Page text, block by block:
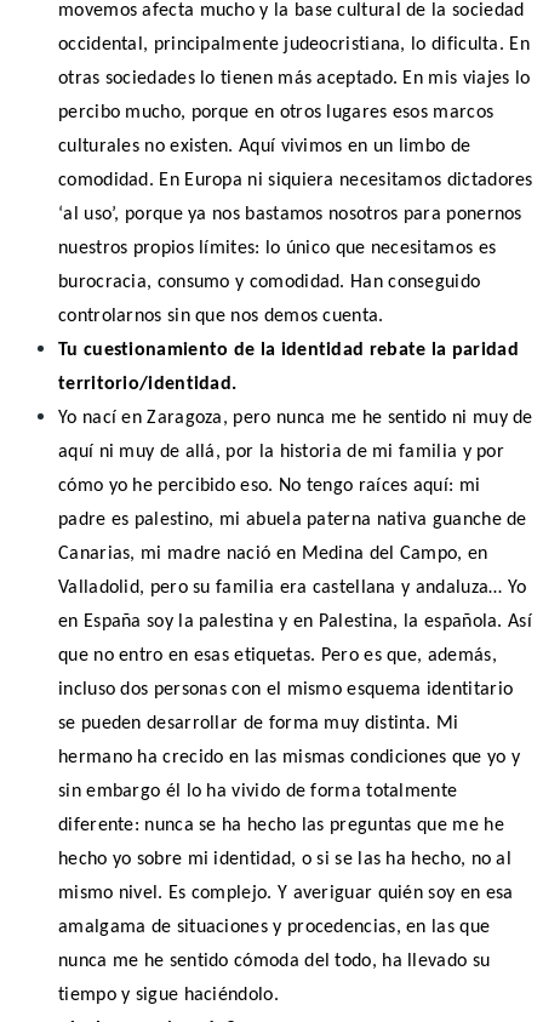
movemos afecta mucho y la base cultural de la sociedad
occidental, principalmente judeocristiana, lo dificulta. En
otras sociedades lo tienen más aceptado. En mis viajes lo
percibo mucho, porque en otros lugares esos marcos
culturales no existen. Aquí vivimos en un limbo de
comodidad. En Europa ni siquiera necesitamos dictadores
‘al uso’, porque ya nos bastamos nosotros para ponernos
nuestros propios límites: lo único que necesitamos es
burocracia, consumo y comodidad. Han conseguido
controlarnos sin que nos demos cuenta.
Tu cuestionamiento de la identidad rebate la paridad
territorio/identidad.
Yo nací en Zaragoza, pero nunca me he sentido ni muy de
aquí ni muy de allá, por la historia de mi familia y por
cómo yo he percibido eso. No tengo raíces aquí: mi
padre es palestino, mi abuela paterna nativa guanche de
Canarias, mi madre nació en Medina del Campo, en
Valladolid, pero su familia era castellana y andaluza… Yo
en España soy la palestina y en Palestina, la española. Así
que no entro en esas etiquetas. Pero es que, además,
incluso dos personas con el mismo esquema identitario
se pueden desarrollar de forma muy distinta. Mi
hermano ha crecido en las mismas condiciones que yo y
sin embargo él lo ha vivido de forma totalmente
diferente: nunca se ha hecho las preguntas que me he
hecho yo sobre mi identidad, o si se las ha hecho, no al
mismo nivel. Es complejo. Y averiguar quién soy en esa
amalgama de situaciones y procedencias, en las que
nunca me he sentido cómoda del todo, ha llevado su
tiempo y sigue haciéndolo.